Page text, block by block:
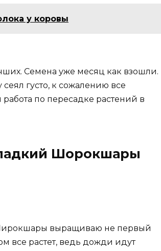
у коровы
Семена уже месяц как взошли.
сеял густо, к сожалению все
по пересадке растений в
Шорокшары
выращиваю не первый
все растет, ведь дожди идут